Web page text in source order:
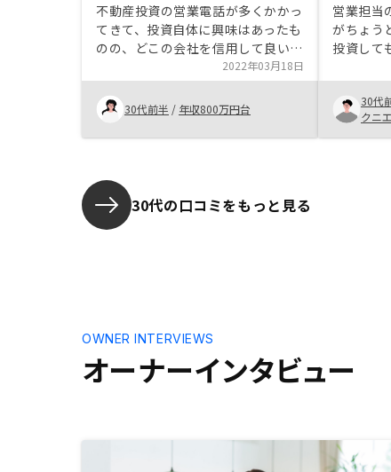
不動産投資の営業電話が多くかかっ
てきて、投資自体に興味はあったも
のの、どこの会社を信用して良いの
かの判断が出来ませんでした。
RENOSYの場合は、会社の同僚から
の紹介がきっかけだっだという点
と、すべての仕組みがIT化されてい
て不明確な部分がなかったという点
た。 購入後もアプリで契約書類や
キャッシュフローを確認出来るの
で、管理がしやすいです。はじめて
の物件を探す際に営業からのおすす
2022年03月18日
30代前半 / 年収800万円台
営業担当
がちょう
投資して
になっ
「借金」
ったが
で懸念点
30代
クニエ
30代の口コミをもっと見る
オーナーインタビュー
OWNER INTERVIEWS